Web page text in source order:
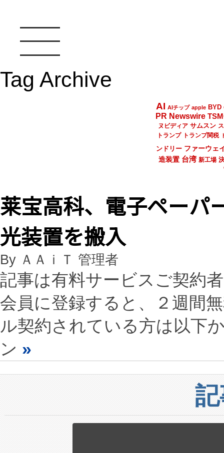
Tag Archive
AI AIチップ apple BYD
PR Newswire
ヌビディア サムスン
トランプ
トランプ関税
ンドリー ファーウェ
造装置 台湾 新工場
莱宝高科、電子ペーパ
光装置を搬入
By ＡＡｉＴ 管理者
記事は有料サービスご契約
会員に登録すると、２週間
ル契約されている方は以下
ン »